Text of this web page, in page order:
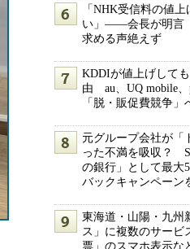
「NHK受信料の値
い」――会長が明言
求める声絶えず
KDDIが値上げして
由 au、UQ mobile
「脱・販促費競争」
元グループ会社が「
った不満を吸収？
の銀行」として最大
バックキャンペーン
東海道・山陽・九州
ス」に複数のサー
票」のスマホ表示な